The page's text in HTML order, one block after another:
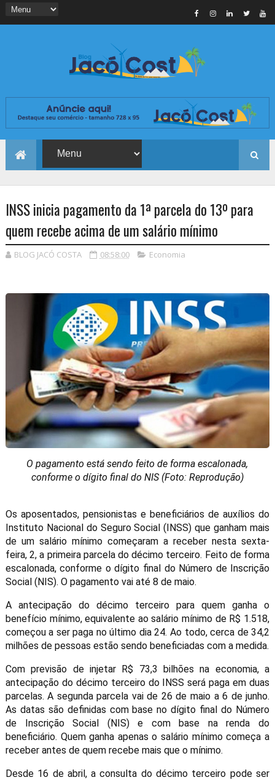
INSS inicia pagamento da 1ª parcela do 13º para
quem recebe acima de um salário mínimo
BLOG JACÓ COSTA 08:58:00 Economia
O pagamento está sendo feito de forma escalonada,
conforme o dígito final do NIS (Foto: Reprodução)
Os aposentados, pensionistas e beneficiários de auxílios do
Instituto Nacional do Seguro Social (INSS) que ganham mais
de um salário mínimo começaram a receber nesta sexta-
feira, 2, a primeira parcela do décimo terceiro. Feito de forma
escalonada, conforme o dígito final do Número de Inscrição
Social (NIS). O pagamento vai até 8 de maio.
A antecipação do décimo terceiro para quem ganha o
benefício mínimo, equivalente ao salário mínimo de R$ 1.518,
começou a ser paga no último dia 24. Ao todo, cerca de 34,2
milhões de pessoas estão sendo beneficiadas com a medida.
Com previsão de injetar R$ 73,3 bilhões na economia, a
antecipação do décimo terceiro do INSS será paga em duas
parcelas. A segunda parcela vai de 26 de maio a 6 de junho.
As datas são definidas com base no dígito final do Número
de Inscrição Social (NIS) e com base na renda do
beneficiário. Quem ganha apenas o salário mínimo começa a
receber antes de quem recebe mais que o mínimo.
Desde 16 de abril, a consulta do décimo terceiro pode ser